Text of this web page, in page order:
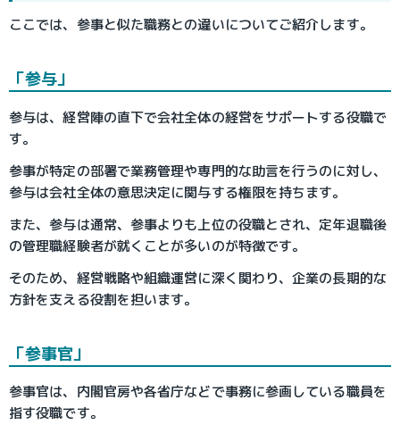
ここでは、参事と似た職務との違いについてご紹介します。
「参与」
参与は、経営陣の直下で会社全体の経営をサポートする役職で
す。
参事が特定の部署で業務管理や専門的な助言を行うのに対し、
参与は会社全体の意思決定に関与する権限を持ちます。
また、参与は通常、参事よりも上位の役職とされ、定年退職後
の管理職経験者が就くことが多いのが特徴です。
そのため、経営戦略や組織運営に深く関わり、企業の長期的な
方針を支える役割を担います。
「参事官」
参事官は、内閣官房や各省庁などで事務に参画している職員を
指す役職です。